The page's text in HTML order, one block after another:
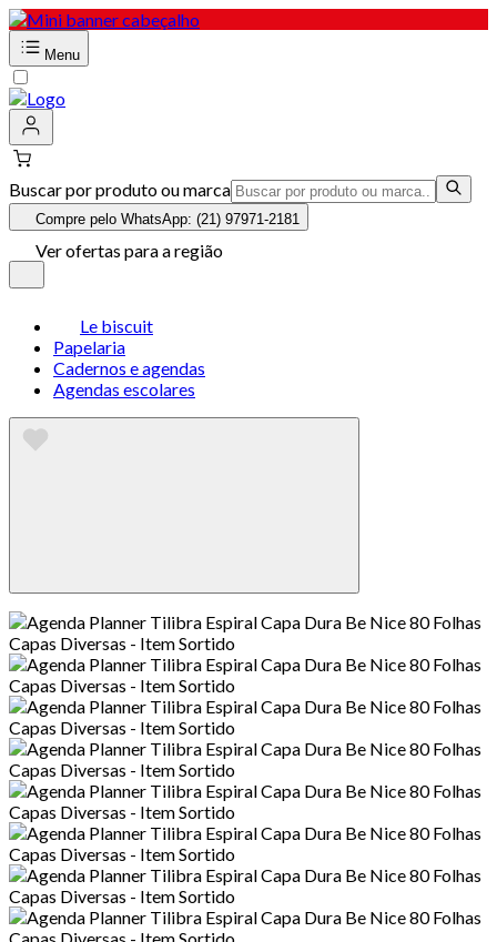
Menu
Buscar por produto ou marca
Compre pelo WhatsApp: (21) 97971-2181
Ver ofertas para a região
Le biscuit
Papelaria
Cadernos e agendas
Agendas escolares